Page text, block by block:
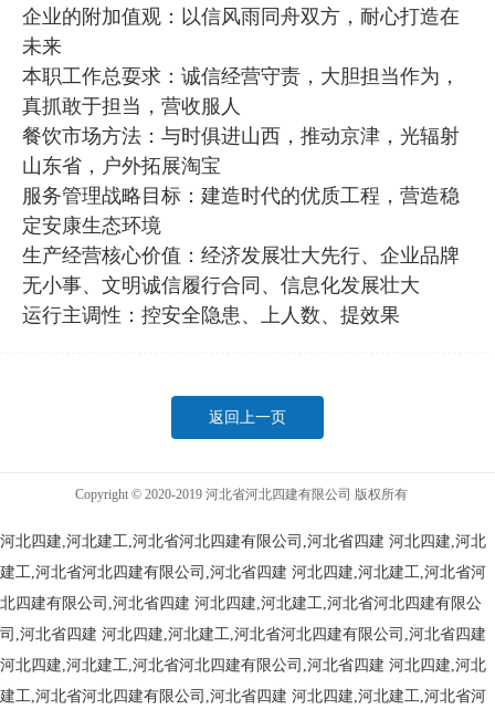
企业的附加值观：以信风雨同舟双方，耐心打造在
未来
本职工作总耍求：诚信经营守责，大胆担当作为，
真抓敢于担当，营收服人
餐饮市场方法：与时俱进山西，推动京津，光辐射
山东省，户外拓展淘宝
服务管理战略目标：建造时代的优质工程，营造稳
定安康生态环境
生产经营核心价值：经济发展壮大先行、企业品牌
无小事、文明诚信履行合同、信息化发展壮大
运行主调性：控安全隐患、上人数、提效果
返回上一页
Copyright © 2020-2019 河北省河北四建有限公司 版权所有
河北四建,河北建工,河北省河北四建有限公司,河北省四建 河北四建,河北
建工,河北省河北四建有限公司,河北省四建 河北四建,河北建工,河北省河
北四建有限公司,河北省四建 河北四建,河北建工,河北省河北四建有限公
司,河北省四建 河北四建,河北建工,河北省河北四建有限公司,河北省四建
河北四建,河北建工,河北省河北四建有限公司,河北省四建 河北四建,河北
建工,河北省河北四建有限公司,河北省四建 河北四建,河北建工,河北省河